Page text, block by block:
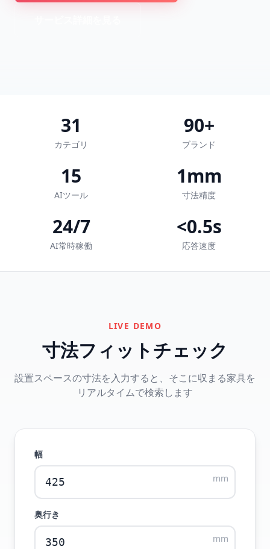
31
カテゴリ
90+
ブランド
15
AIツール
1mm
寸法精度
24/7
AI常時稼働
<0.5s
応答速度
LIVE DEMO
寸法フィットチェック
設置スペースの寸法を入力すると、そこに収まる家具を
リアルタイムで検索します
幅
mm
奥行き
mm